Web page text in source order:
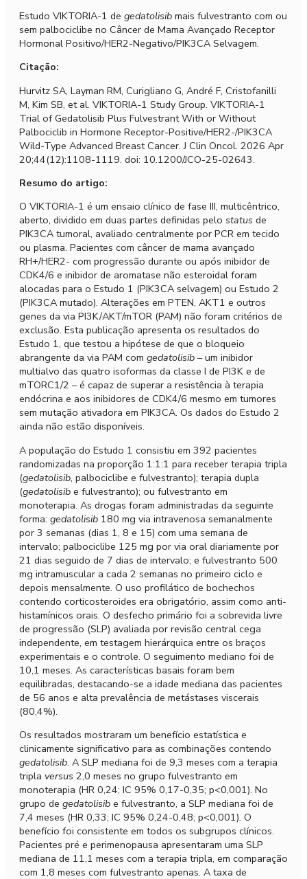
Estudo VIKTORIA-1 de gedatolisib mais fulvestranto com ou
sem palbociclibe no Câncer de Mama Avançado Receptor
Hormonal Positivo/HER2-Negativo/PIK3CA Selvagem.
Citação:
Hurvitz SA, Layman RM, Curigliano G, André F, Cristofanilli
M, Kim SB, et al. VIKTORIA-1 Study Group. VIKTORIA-1
Trial of Gedatolisib Plus Fulvestrant With or Without
Palbociclib in Hormone Receptor-Positive/HER2-/PIK3CA
Wild-Type Advanced Breast Cancer. J Clin Oncol. 2026 Apr
20;44(12):1108-1119. doi: 10.1200/JCO-25-02643.
Resumo do artigo:
O VIKTORIA-1 é um ensaio clínico de fase III, multicêntrico,
aberto, dividido em duas partes definidas pelo status de
PIK3CA tumoral, avaliado centralmente por PCR em tecido
ou plasma. Pacientes com câncer de mama avançado
RH+/HER2- com progressão durante ou após inibidor de
CDK4/6 e inibidor de aromatase não esteroidal foram
alocadas para o Estudo 1 (PIK3CA selvagem) ou Estudo 2
(PIK3CA mutado). Alterações em PTEN, AKT1 e outros
genes da via PI3K/AKT/mTOR (PAM) não foram critérios de
exclusão. Esta publicação apresenta os resultados do
Estudo 1, que testou a hipótese de que o bloqueio
abrangente da via PAM com gedatolisib – um inibidor
multialvo das quatro isoformas da classe I de PI3K e de
mTORC1/2 – é capaz de superar a resistência à terapia
endócrina e aos inibidores de CDK4/6 mesmo em tumores
sem mutação ativadora em PIK3CA. Os dados do Estudo 2
ainda não estão disponíveis.
A população do Estudo 1 consistiu em 392 pacientes
randomizadas na proporção 1:1:1 para receber terapia tripla
(gedatolisib, palbociclibe e fulvestranto); terapia dupla
(gedatolisib e fulvestranto); ou fulvestranto em
monoterapia. As drogas foram administradas da seguinte
forma: gedatolisib 180 mg via intravenosa semanalmente
por 3 semanas (dias 1, 8 e 15) com uma semana de
intervalo; palbociclibe 125 mg por via oral diariamente por
21 dias seguido de 7 dias de intervalo; e fulvestranto 500
mg intramuscular a cada 2 semanas no primeiro ciclo e
depois mensalmente. O uso profilático de bochechos
contendo corticosteroides era obrigatório, assim como anti-
histamínicos orais. O desfecho primário foi a sobrevida livre
de progressão (SLP) avaliada por revisão central cega
independente, em testagem hierárquica entre os braços
experimentais e o controle. O seguimento mediano foi de
10,1 meses. As características basais foram bem
equilibradas, destacando-se a idade mediana das pacientes
de 56 anos e alta prevalência de metástases viscerais
(80,4%).
Os resultados mostraram um benefício estatística e
clinicamente significativo para as combinações contendo
gedatolisib. A SLP mediana foi de 9,3 meses com a terapia
tripla versus 2,0 meses no grupo fulvestranto em
monoterapia (HR 0,24; IC 95% 0,17-0,35; p<0,001). No
grupo de gedatolisib e fulvestranto, a SLP mediana foi de
7,4 meses (HR 0,33; IC 95% 0,24-0,48; p<0,001). O
benefício foi consistente em todos os subgrupos clínicos.
Pacientes pré e perimenopausa apresentaram uma SLP
mediana de 11,1 meses com a terapia tripla, em comparação
com 1,8 meses com fulvestranto apenas. A taxa de